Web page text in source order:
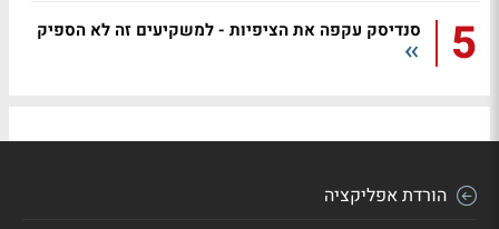
5 סנדיסק עקפה את הציפיות - למשקיעים זה לא הספיק
הורדת אפליקציה